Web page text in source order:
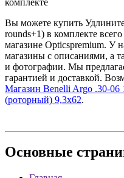
Вы можете купить
rounds+1) в комплекте
магазине Opticspremium. У
магазины с описаниями, а
и фотографии. Мы
гарантией и доставкой.
Магазин Benelli Argo .30-06
(роторный) 9,3x62.
Основные